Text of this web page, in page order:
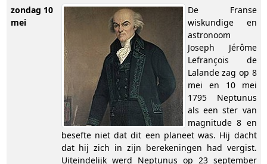
zondag 10
mei
De Franse
wiskundige en
astronoom
Joseph Jérôme
Lefrançois de
Lalande zag op 8
mei en 10 mei
1795 Neptunus
als een ster van
magnitude 8 en
besefte niet dat dit een planeet was. Hij dacht
dat hij zich in zijn berekeningen had vergist.
Uiteindelijk werd Neptunus op 23 september